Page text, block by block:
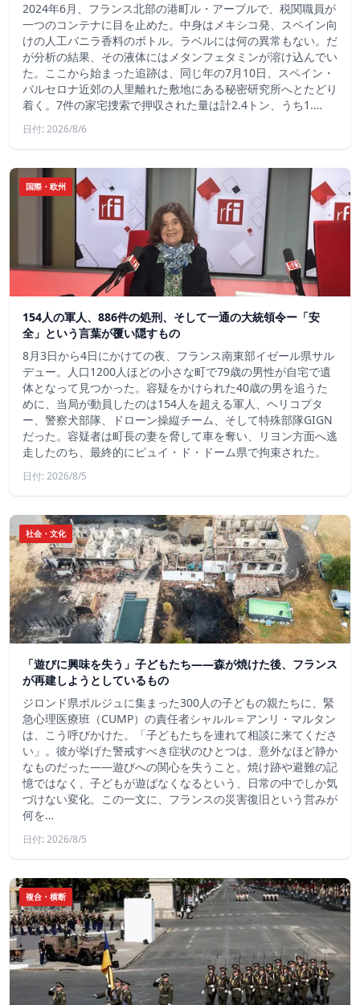
2024年6月、フランス北部の港町ル・アーブルで、税関職員が
一つのコンテナに目を止めた。中身はメキシコ発、スペイン向
けの人工バニラ香料のボトル。ラベルには何の異常もない。だ
が分析の結果、その液体にはメタンフェタミンが溶け込んでい
た。ここから始まった追跡は、同じ年の7月10日、スペイン・
バルセロナ近郊の人里離れた敷地にある秘密研究所へとたどり
着く。7件の家宅捜索で押収された量は計2.4トン、うち1.…
日付: 2026/8/6
国際・欧州
154人の軍人、886件の処刑、そして一通の大統領令ー「安
全」という言葉が覆い隠すもの
8月3日から4日にかけての夜、フランス南東部イゼール県サル
デュー。人口1200人ほどの小さな町で79歳の男性が自宅で遺
体となって見つかった。容疑をかけられた40歳の男を追うた
めに、当局が動員したのは154人を超える軍人、ヘリコプタ
ー、警察犬部隊、ドローン操縦チーム、そして特殊部隊GIGN
だった。容疑者は町長の妻を脅して車を奪い、リヨン方面へ逃
走したのち、最終的にピュイ・ド・ドーム県で拘束された。
日付: 2026/8/5
社会・文化
「遊びに興味を失う」子どもたち——森が焼けた後、フランス
が再建しようとしているもの
ジロンド県ポルジュに集まった300人の子どもの親たちに、緊
急心理医療班（CUMP）の責任者シャルル＝アンリ・マルタン
は、こう呼びかけた。「子どもたちを連れて相談に来てくださ
い」。彼が挙げた警戒すべき症状のひとつは、意外なほど静か
なものだった――遊びへの関心を失うこと。焼け跡や避難の記
憶ではなく、子どもが遊ばなくなるという、日常の中でしか気
づけない変化。この一文に、フランスの災害復旧という営みが
何を…
日付: 2026/8/5
複合・横断